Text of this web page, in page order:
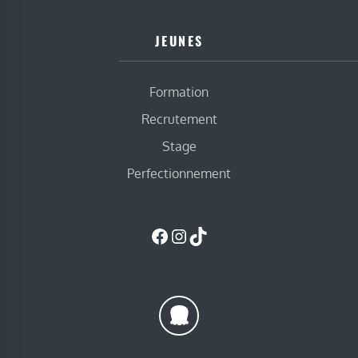
JEUNES
Formation
Recrutement
Stage
Perfectionnement
Facebook
Instagram
TikTok